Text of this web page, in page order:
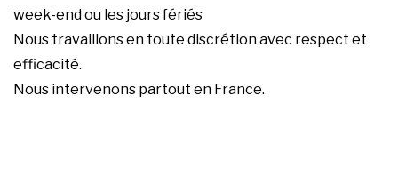
week-end ou les jours fériés
Nous travaillons en toute discrétion avec respect et
efficacité.
Nous intervenons partout en France.